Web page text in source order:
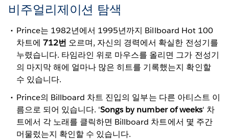
비주얼리제이션 탐색
Prince는 1982년에서 1995년까지 Billboard Hot 100
차트에712번 오르며, 자신의 경력에서 확실한 전성기를
누렸습니다. 타임라인 위로 마우스를 올리면 그가 전성기
의 마지막 해에 얼마나 많은 히트를 기록했는지 확인할
수 있습니다.
Prince의 Billboard 차트 진입의 일부는 다른 아티스트 이
름으로 되어 있습니다. 'Songs by number of weeks' 차
트에서 각 노래를 클릭하면 Billboard 차트에서 몇 주간
머물렀는지 확인할 수 있습니다.